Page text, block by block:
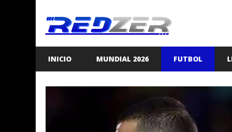
contenido
INICIO MUNDIAL 2026 FUTBOL